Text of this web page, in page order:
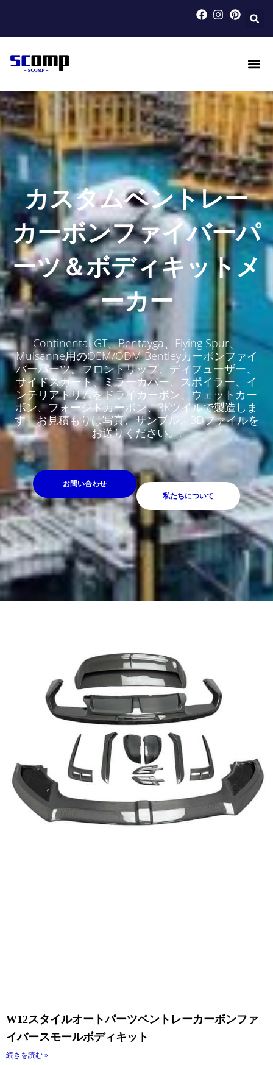
を
プ
カスタムベントレー
カーボンファイバーパ
ーツ＆ボディキットメ
ーカー
Continental GT、Bentayga、Flying Spur、
Mulsanne用のOEM/ODM Bentleyカーボンファイ
バーパーツ。フロントリップ、ディフューザー、
サイドスカート、ミラーカバー、スポイラー、イ
ンテリアトリムをドライカーボン、ウェットカー
ボン、フォージドカーボン、3Kツイルで製造しま
す。お見積もりは写真、サンプル、3Dファイルを
お送りください。.
お問い合わせ
私たちについて
W12スタイルオートパーツベントレーカーボンファ
イバースモールボディキット
続きを読む »